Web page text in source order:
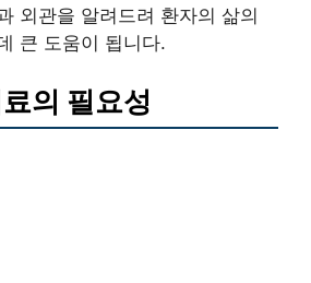
외관을 알려드려 환자의 삶의
큰 도움이 됩니다.
의 필요성